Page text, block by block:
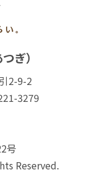
ぎ）
2-9-2
3279
号
Reserved.